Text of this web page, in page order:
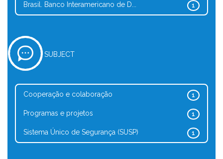
1
Brasil. Banco Interamericano de D...
SUBJECT
1
Cooperação e colaboração
1
Programas e projetos
1
Sistema Único de Segurança (SUSP)